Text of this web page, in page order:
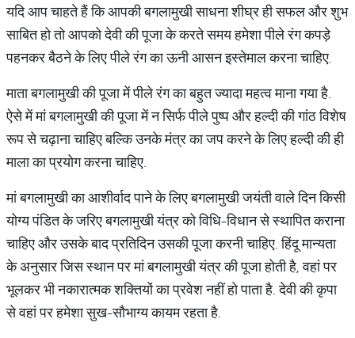
यदि आप चाहते हैं कि आपकी बगलामुखी साधना शीघ्र ही सफल और शुभ
साबित हो तो आपको देवी की पूजा के करते समय हमेशा पीले रंग कपड़े
पहनकर बैठने के लिए पीले रंग का ऊनी आसन इस्तेमाल करना चाहिए.
माता बगलामुखी की पूजा में पीले रंग का बहुत ज्यादा महत्व माना गया है.
ऐसे में मां बगलामुखी की पूजा में न सिर्फ पीले पुष्प और हल्दी की गांठ विशेष
रूप से चढ़ाना चाहिए बल्कि उनके मंत्र का जप करने के लिए हल्दी की ही
माला का प्रयोग करना चाहिए.
मां बगलामुखी का आशीर्वाद पाने के लिए बगलामुखी जयंती वाले दिन किसी
योग्य पंडित के जरिए बगलामुखी यंत्र को विधि-विधान से स्थापित कराना
चाहिए और उसके बाद प्रतिदिन उसकी पूजा करनी चाहिए. हिंदू मान्यता
के अनुसार जिस स्थान पर मां बगलामुखी यंत्र की पूजा होती है, वहां पर
भूलकर भी नकारात्मक शक्तियों का प्रवेश नहीं हो पाता है. देवी की कृपा
से वहां पर हमेशा सुख-सौभाग्य कायम रहता है.